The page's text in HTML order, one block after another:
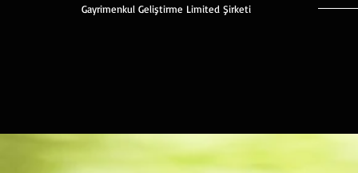
Gayrimenkul Geliştirme Limited Şirketi